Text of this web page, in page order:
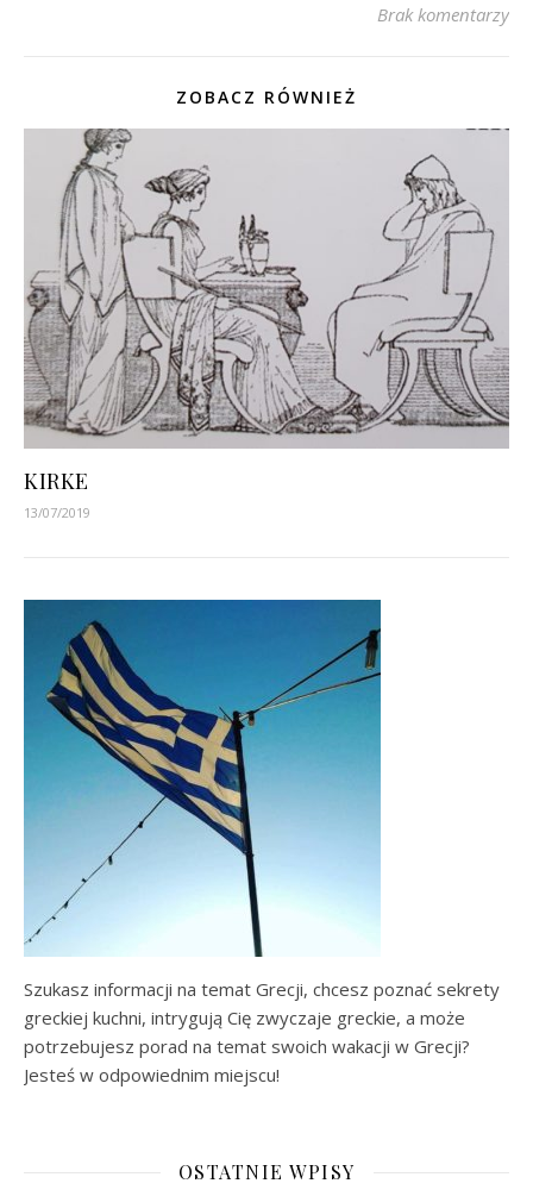
Brak komentarzy
ZOBACZ RÓWNIEŻ
KIRKE
13/07/2019
Szukasz informacji na temat Grecji, chcesz poznać sekrety
greckiej kuchni, intrygują Cię zwyczaje greckie, a może
potrzebujesz porad na temat swoich wakacji w Grecji?
Jesteś w odpowiednim miejscu!
OSTATNIE WPISY